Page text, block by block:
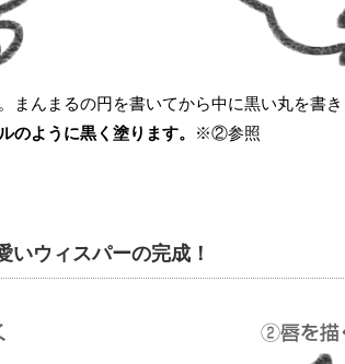
まんまるの円を書いてから中に黒い丸を書
のように黒く塗ります。 ※②参照
いウィスパーの完成！